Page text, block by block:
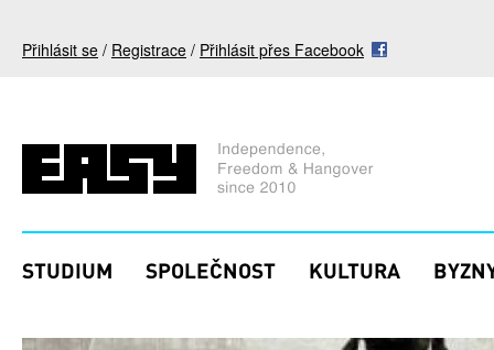
Přihlásit se / Registrace / Přihlásit přes Facebook
STUDIUM SPOLEČNOST KULTURA